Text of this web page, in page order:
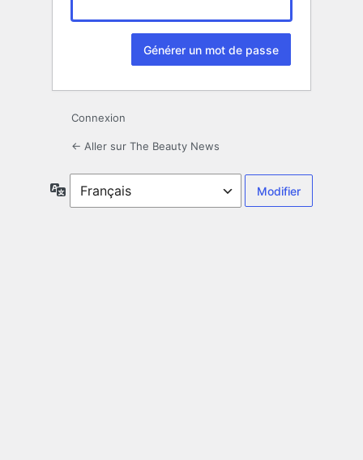
Connexion
← Aller sur The Beauty News
Langue